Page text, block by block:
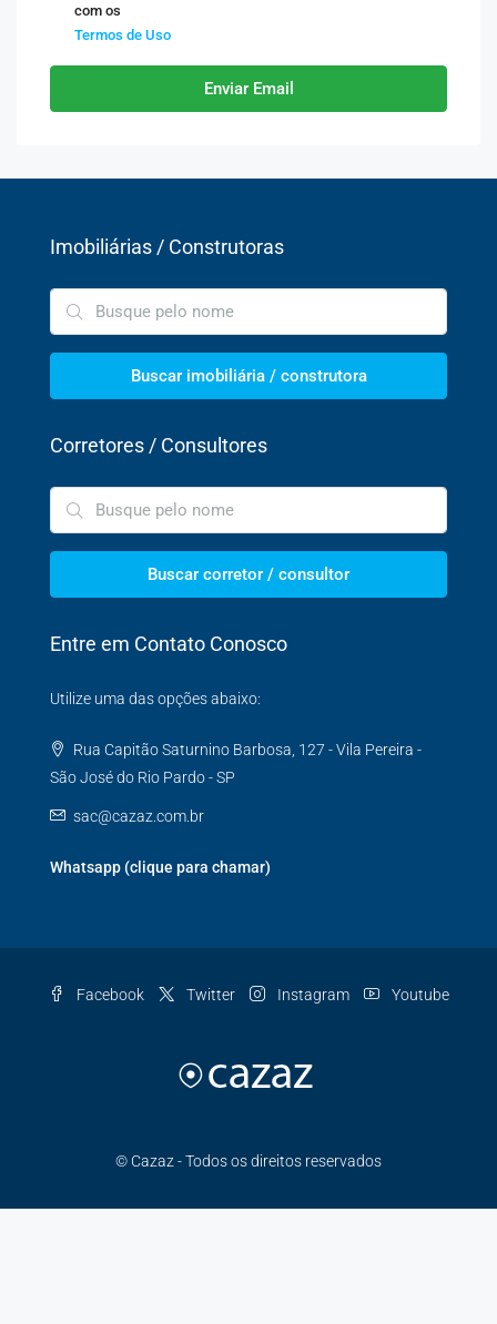
com os
Termos de Uso
Enviar Email
Imobiliárias / Construtoras
Buscar imobiliária / construtora
Corretores / Consultores
Buscar corretor / consultor
Entre em Contato Conosco
Utilize uma das opções abaixo:
Rua Capitão Saturnino Barbosa, 127 - Vila Pereira -
São José do Rio Pardo - SP
sac@cazaz.com.br
Whatsapp (clique para chamar)
Facebook Twitter Instagram Youtube
© Cazaz - Todos os direitos reservados